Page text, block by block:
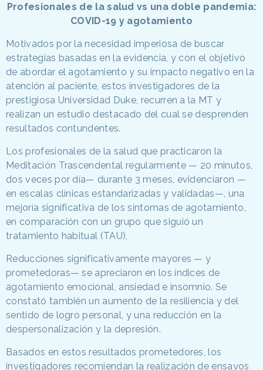
Profesionales de la salud vs una doble pandemia:
COVID-19 y agotamiento
Motivados por la necesidad imperiosa de buscar
estrategias basadas en la evidencia, y con el objetivo
de abordar el agotamiento y su impacto negativo en la
atención al paciente, estos investigadores de la
prestigiosa Universidad Duke, recurren a la MT y
realizan un estudio destacado del cual se desprenden
resultados contundentes.
Los profesionales de la salud que practicaron la
Meditación Trascendental regularmente — 20 minutos,
dos veces por día— durante 3 meses, evidenciaron —
en escalas clínicas estandarizadas y validadas—, una
mejoría significativa de los síntomas de agotamiento,
en comparación con un grupo que siguió un
tratamiento habitual (TAU),
Reducciones significativamente mayores — y
prometedoras— se apreciaron en los índices de
agotamiento emocional, ansiedad e insomnio. Se
constató también un aumento de la resiliencia y del
sentido de logro personal, y una reducción en la
despersonalización y la depresión.
Basados en estos resultados prometedores, los
investigadores recomiendan la realización de ensayos